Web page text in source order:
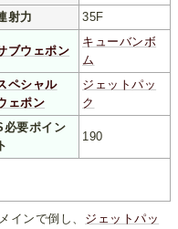
射力
35F
ブウェポン
キューバンボ
ム
ペシャル
ェポン
ジェットパッ
ク
必要ポイン
ト
190
インで倒し、 ジェットパッ